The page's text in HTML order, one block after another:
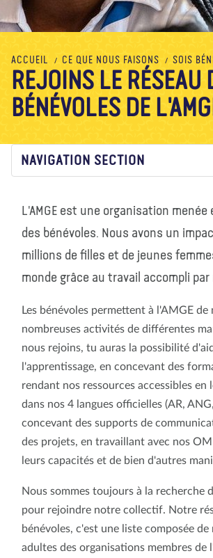
À propos de nous Blog Actualité
Contactez nous FAIRE UN DON
ACCUEIL CE QUE NOUS FAISONS SOIS
REJOINS LE RÉSEAU
BÉNÉVOLES DE
NAVIGATION SECTION
L'AMGE est une organisation menée
des bénévoles. Nous avons un
millions de filles et de jeunes
monde grâce au travail accompli par
Les bénévoles permettent à l'AMGE de
nombreuses activités de différentes
nous rejoins, tu auras la possibilité
l'apprentissage, en concevant des
rendant nos ressources accessibles en
dans nos 4 langues officielles (AR,
concevant des supports de
des projets, en travaillant avec nos
leurs capacités et de bien d'autres
Nous sommes toujours à la recherche
pour rejoindre notre collectif. Notre
bénévoles, c'est une liste composée de
adultes des organisations membres de